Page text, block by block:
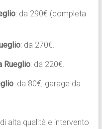
: da 290€ (completa
: da 270€.
Rueglio: da 220€.
: da 80€; garage da
alta qualità e intervento